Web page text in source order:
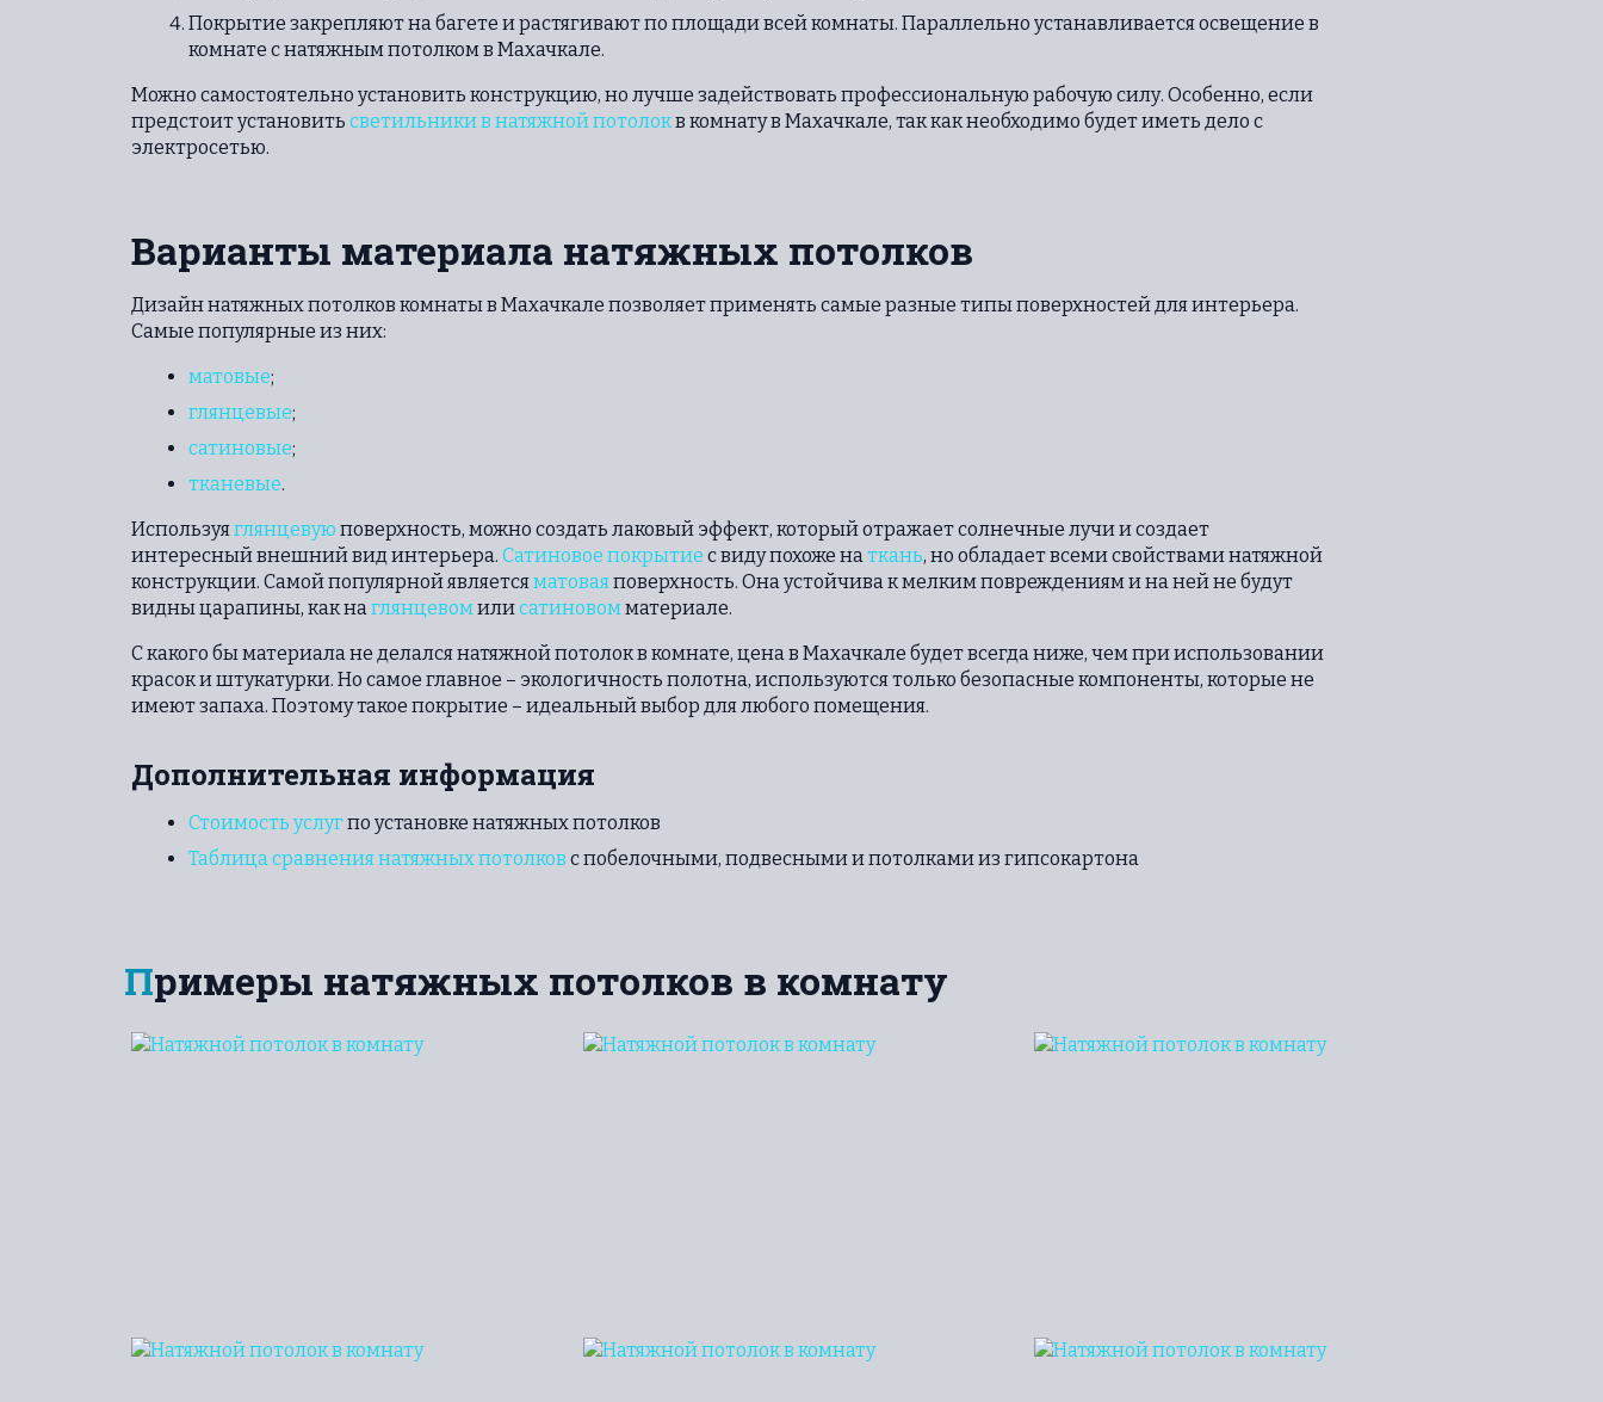
Покрытие закрепляют на багете и растягивают по площади всей комнаты. Параллельно устанавливается освещение в
комнате с натяжным потолком в Махачкале.
Можно самостоятельно установить конструкцию, но лучше задействовать профессиональную рабочую силу. Особенно, если
предстоит установить светильники в натяжной потолокв комнату в Махачкале, так как необходимо будет иметь дело с
электросетью.
Варианты материала натяжных потолков
Дизайн натяжных потолков комнаты в Махачкале позволяет применять самые разные типы поверхностей для интерьера.
Самые популярные из них:
матовые;
глянцевые;
сатиновые;
тканевые.
Используяглянцевую поверхность, можно создать лаковый эффект, который отражает солнечные лучи и создает
интересный внешний вид интерьера. Сатиновое покрытие с виду похоже на ткань, но обладает всеми свойствами натяжной
конструкции. Самой популярной являетсяматоваяповерхность. Она устойчива к мелким повреждениям и на ней не будут
видны царапины, как на глянцевомилисатиновомматериале.
С какого бы материала не делался натяжной потолок в комнате, цена в Махачкале будет всегда ниже, чем при использовании
красок и штукатурки. Но самое главное – экологичность полотна, используются только безопасные компоненты, которые не
имеют запаха. Поэтому такое покрытие – идеальный выбор для любого помещения.
Дополнительная информация
Стоимость услугпо установке натяжных потолков
Таблица сравнения натяжных потолков с побелочными, подвесными и потолками из гипсокартона
Примеры натяжных потолков в комнату